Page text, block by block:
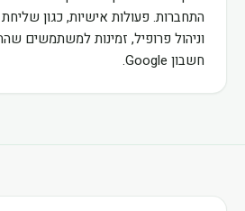
התחברות. פעולות אישיות, כגון
וניהול פרופיל, זמינות למשתמשים
חשבון Google.